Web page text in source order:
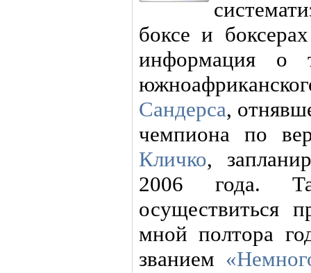
боксе и
информация о
Сандерса,
чемпиона по
Кличко,
2006 года.
осуществиться
мной полтора
званием